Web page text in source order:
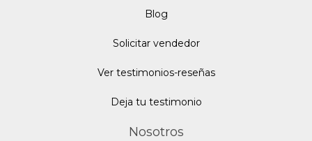
Blog
Solicitar vendedor
Ver testimonios-reseñas
Deja tu testimonio
Nosotros